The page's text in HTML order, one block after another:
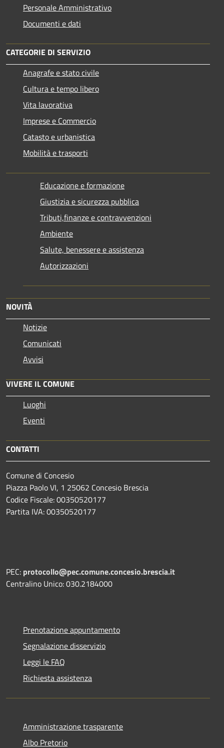
Personale Amministrativo
Documenti e dati
CATEGORIE DI SERVIZIO
Anagrafe e stato civile
Cultura e tempo libero
Vita lavorativa
Imprese e Commercio
Catasto e urbanistica
Mobilità e trasporti
Educazione e formazione
Giustizia e sicurezza pubblica
Tributi,finanze e contravvenzioni
Ambiente
Salute, benessere e assistenza
Autorizzazioni
NOVITÀ
Notizie
Comunicati
Avvisi
VIVERE IL COMUNE
Luoghi
Eventi
CONTATTI
Comune di Concesio
Piazza Paolo VI, 1 25062 Concesio Brescia
Codice Fiscale: 00350520177
Partita IVA: 00350520177
PEC: protocollo@pec.comune.concesio.brescia.it
Centralino Unico: 030.2184000
Prenotazione appuntamento
Segnalazione disservizio
Leggi le FAQ
Richiesta assistenza
Amministrazione trasparente
Albo Pretorio